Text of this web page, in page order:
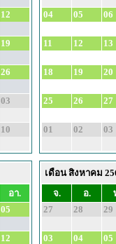
12
19
26
03
10
04 05 06
11 12 13
18 19 20
25 26 27
01 02 03
อา.
05
12
เดือน สิงหาคม
จ.
อ.
27
28 29
03 04 05